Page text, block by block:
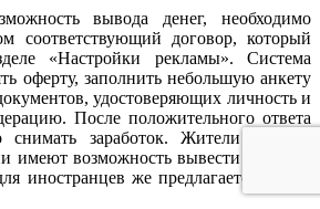
вывода денег, необходимо
соответствующий договор, который
«Настройки рекламы». Система
оферту, заполнить небольшую анкету
удостоверяющих личность и
После положительного ответа
заработок. Жители России,
имеют возможность вывести средства
иностранцев же предлагается вывод